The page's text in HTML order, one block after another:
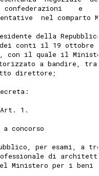
e
nel
della
conti il 19 ottobre
con il quale il
a bandire,
direttore;
1.
a concorso
per esami, a
di
Ministero per i